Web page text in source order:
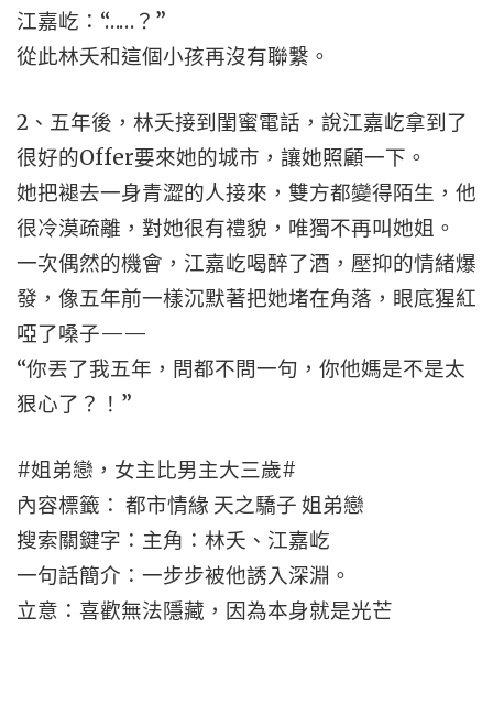
江嘉屹：“……？”
從此林夭和這個小孩再沒有聯繫。
2、五年後，林夭接到閨蜜電話，說江嘉屹拿到了
很好的Offer要來她的城市，讓她照顧一下。
她把褪去一身青澀的人接來，雙方都變得陌生，他
很冷漠疏離，對她很有禮貌，唯獨不再叫她姐。
一次偶然的機會，江嘉屹喝醉了酒，壓抑的情緒爆
發，像五年前一樣沉默著把她堵在角落，眼底猩紅
啞了嗓子——
“你丟了我五年，問都不問一句，你他媽是不是太
狠心了？！”
#姐弟戀，女主比男主大三歲#
內容標籤： 都市情緣 天之驕子 姐弟戀
搜索關鍵字：主角：林夭、江嘉屹
一句話簡介：一步步被他誘入深淵。
立意：喜歡無法隱藏，因為本身就是光芒